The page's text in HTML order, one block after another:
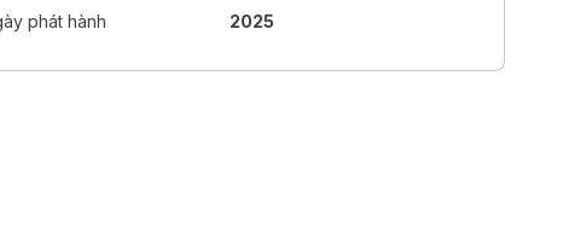
phát hành
2025